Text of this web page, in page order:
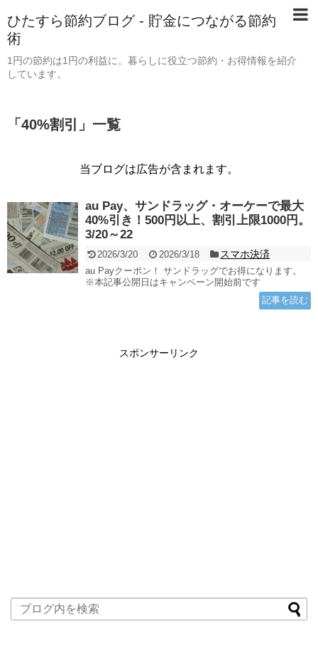
ひたすら節約ブログ - 貯金につながる節約
術
1円の節約は1円の利益に。暮らしに役立つ節約・お得情報を紹介
しています。
「 40%割引 」 一覧
当ブログは広告が含まれます。
au Pay、サンドラッグ・オーケーで最大
40%引き！500円以上、割引上限1000円。
3/20～22
2026/3/20 2026/3/18 スマホ決済
au Payクーポン！ サンドラッグでお得になります。
※本記事公開日はキャンペーン開始前です
記事を読む
スポンサーリンク